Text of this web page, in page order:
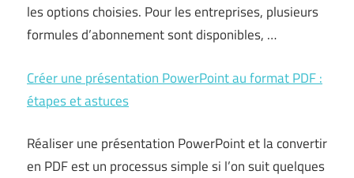
les options choisies. Pour les entreprises, plusieurs
formules d’abonnement sont disponibles, …
Créer une présentation PowerPoint au format PDF :
étapes et astuces
Réaliser une présentation PowerPoint et la convertir
en PDF est un processus simple si l’on suit quelques